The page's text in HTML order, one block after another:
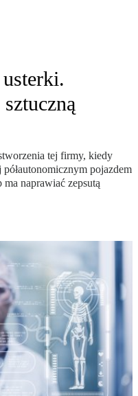
tej firmy, kiedy
półautonomicznym pojazdem
naprawiać zepsutą